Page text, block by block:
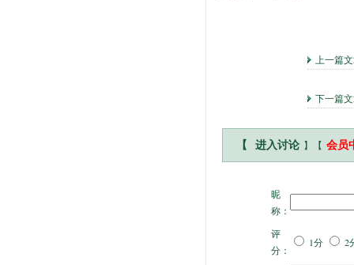
上一篇
下一篇
【 进入讨论 】【 会员
昵
称：
评
分：
1分 2